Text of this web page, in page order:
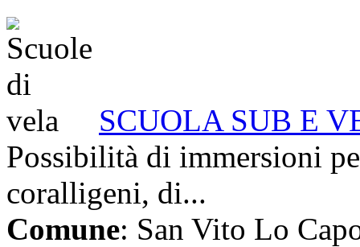
SCUOLA SUB E
Possibilità di immersioni
coralligeni, di...
Comune: San Vito Lo